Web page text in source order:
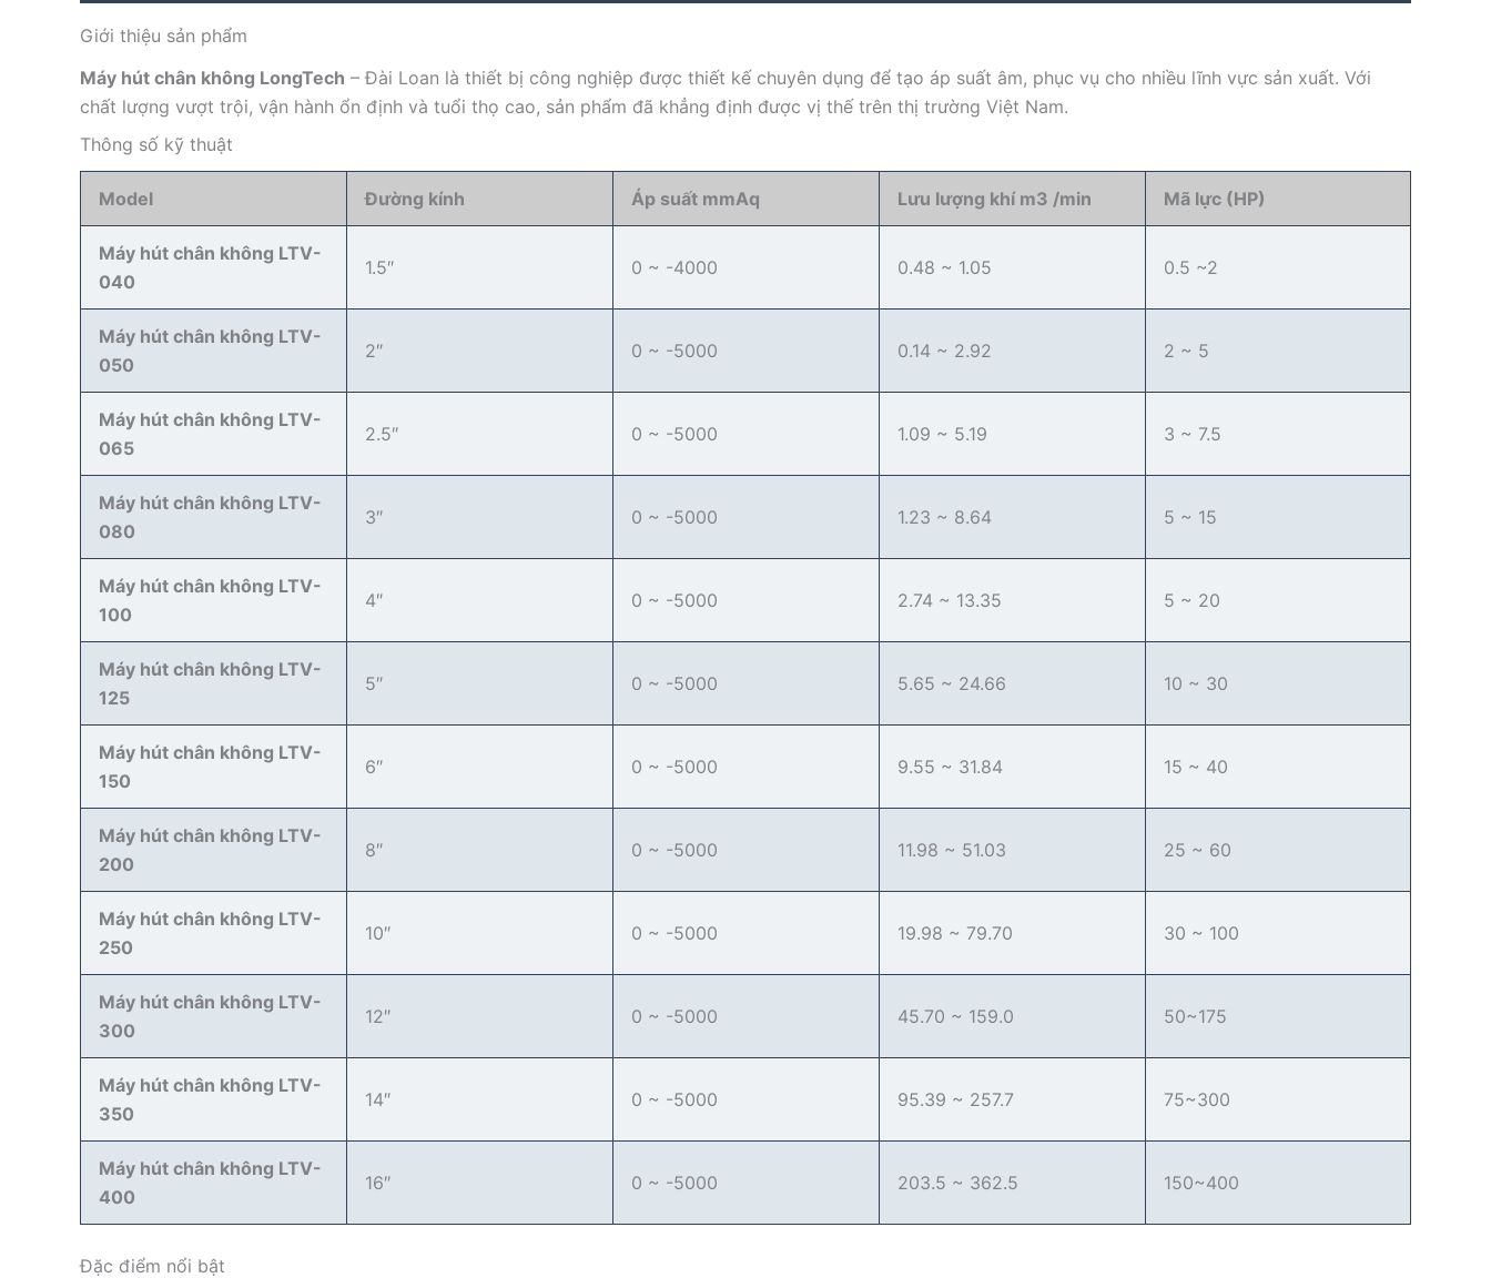
Giới thiệu sản phẩm
Máy hút chân không LongTech – Đài Loan là thiết bị công nghiệp được thiết kế chuyên dụng để tạo áp suất âm, phục vụ cho nhiều lĩnh vực sản xuất. Với
chất lượng vượt trội, vận hành ổn định và tuổi thọ cao, sản phẩm đã khẳng định được vị thế trên thị trường Việt Nam.
Thông số kỹ thuật
Model Đường kính Áp suất mmAq Lưu lượng khí m3 /min Mã lực (HP)
Máy hút chân không LTV-
040
1.5″ 0 ~ -4000 0.48 ~ 1.05 0.5 ~2
Máy hút chân không LTV-
050
2″ 0 ~ -5000 0.14 ~ 2.92 2 ~ 5
Máy hút chân không LTV-
065
2.5″ 0 ~ -5000 1.09 ~ 5.19 3 ~ 7.5
Máy hút chân không LTV-
080
3″ 0 ~ -5000 1.23 ~ 8.64 5 ~ 15
Máy hút chân không LTV-
100
4″ 0 ~ -5000 2.74 ~ 13.35 5 ~ 20
Máy hút chân không LTV-
125
5″ 0 ~ -5000 5.65 ~ 24.66 10 ~ 30
Máy hút chân không LTV-
150
6″ 0 ~ -5000 9.55 ~ 31.84 15 ~ 40
Máy hút chân không LTV-
200
8″ 0 ~ -5000 11.98 ~ 51.03 25 ~ 60
Máy hút chân không LTV-
250
10″ 0 ~ -5000 19.98 ~ 79.70 30 ~ 100
Máy hút chân không LTV-
300
12″ 0 ~ -5000 45.70 ~ 159.0 50~175
Máy hút chân không LTV-
350
14″ 0 ~ -5000 95.39 ~ 257.7 75~300
Máy hút chân không LTV-
400
16″ 0 ~ -5000 203.5 ~ 362.5 150~400
Đặc điểm nổi bật